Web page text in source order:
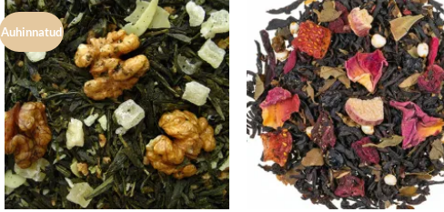
Auhinnatud
Lisa
lemmikuks
Lisa